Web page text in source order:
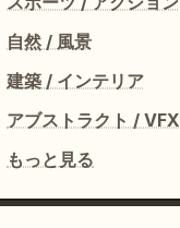
自然 / 風景
建築 / インテリア
アブストラクト / VFX
もっと見る